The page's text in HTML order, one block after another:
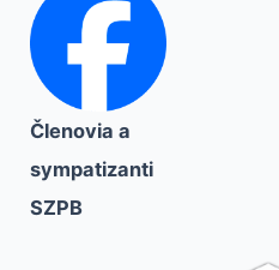
Členovia a
sympatizanti
SZPB